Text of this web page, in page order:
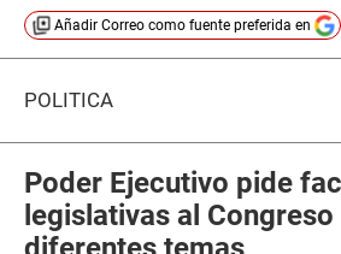
Añadir Correo como fuente preferida en
POLÍTICA
Poder Ejecutivo pide
legislativas al